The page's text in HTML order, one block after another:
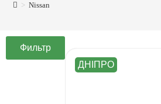
> Nissan
Фильтр
ДНІПРО